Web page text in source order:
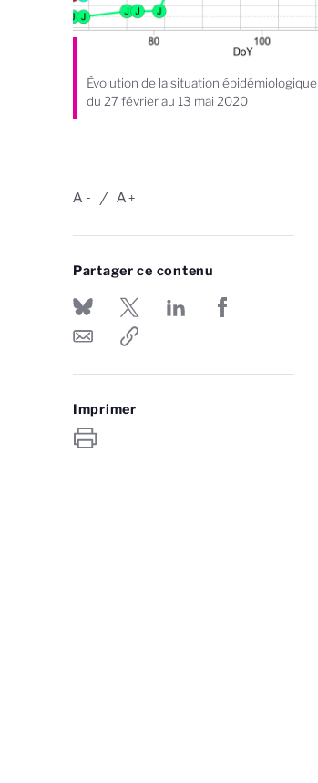
Évolution de la situation épidémiologique
du 27 février au 13 mai 2020
-
A +
A
Partager ce contenu
Imprimer